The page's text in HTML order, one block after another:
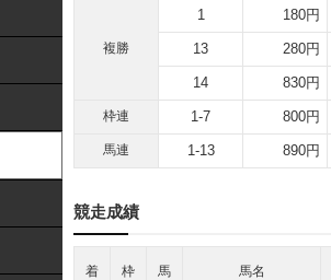
複勝
1 180円
13 280円
14 830円
枠連 1-7 800円
馬連 1-13 890円
競走成績
着
枠
馬
馬名